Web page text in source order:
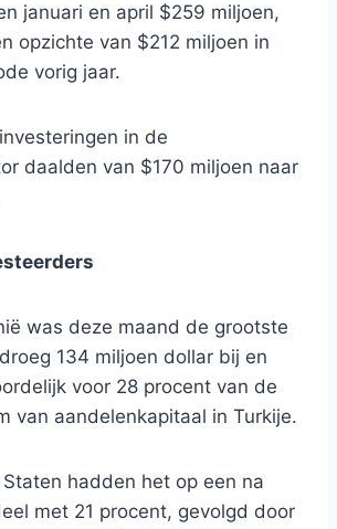
januari en april $259 miljoen,
opzichte van $212 miljoen in
vorig jaar.
in de
daalden van $170 miljoen naar
was deze maand de grootste
134 miljoen dollar bij en
voor 28 procent van de
van aandelenkapitaal in Turkije.
hadden het op een na
met 21 procent, gevolgd door